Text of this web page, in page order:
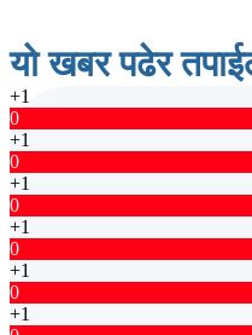
यो खबर पढेर
+1
0
+1
0
+1
0
+1
0
+1
0
+1